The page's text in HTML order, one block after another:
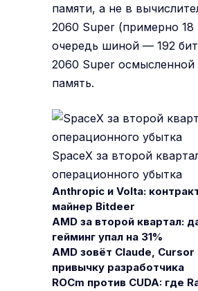
памяти, а не в
2060 Super (примерно 18
очередь шиной — 192
2060 Super осмысленной
память.
SpaceX за второй
операционного убытка
Anthropic и Volta:
майнер Bitdeer
AMD за второй квартал:
гейминг упал на 31%
AMD зовёт Claude, Cursor
привычку разработчика
ROCm против CUDA: где